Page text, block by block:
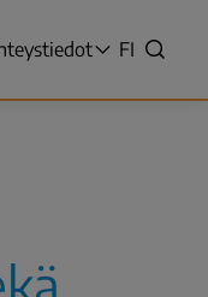
VALITSE
SWITCH
FI